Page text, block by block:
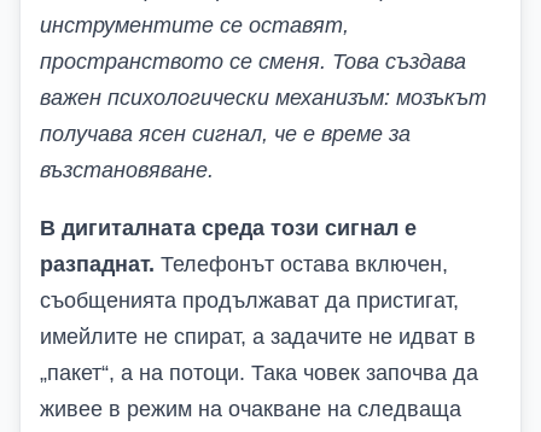
инструментите се оставят,
пространството се сменя. Това създава
важен психологически механизъм: мозъкът
получава ясен сигнал, че е време за
възстановяване.
В дигиталната среда този сигнал е
разпаднат. Телефонът остава включен,
съобщенията продължават да пристигат,
имейлите не спират, а задачите не идват в
„пакет“, а на потоци. Така човек започва да
живее в режим на очакване на следваща